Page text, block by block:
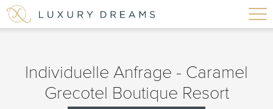
Individuelle Anfrage - Caramel
Grecotel Boutique Resort